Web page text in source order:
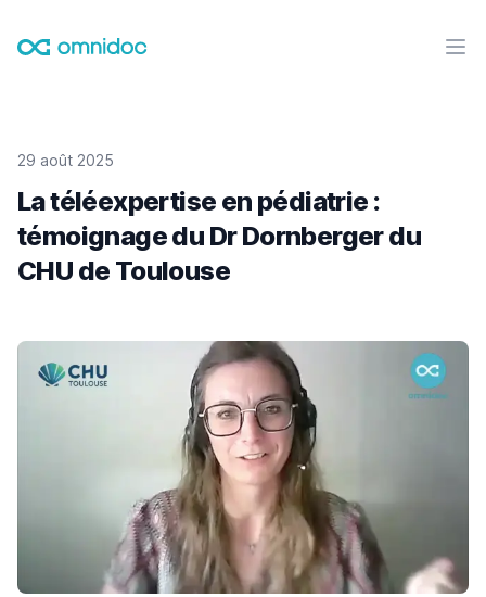
Omnidoc
29 août 2025
La téléexpertise en pédiatrie :
témoignage du Dr Dornberger du
CHU de Toulouse